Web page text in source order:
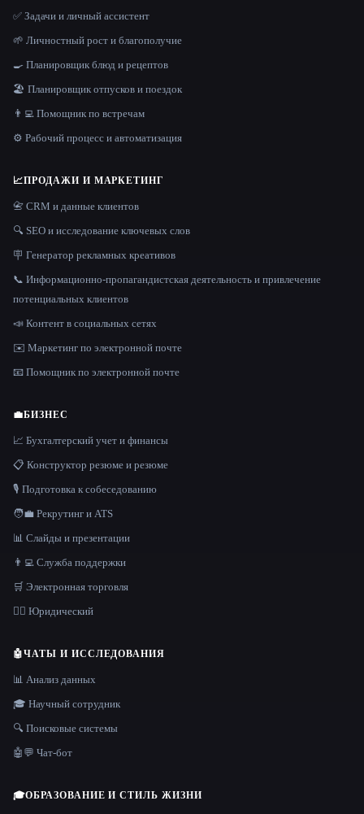
✅ Задачи и личный ассистент
🌱 Личностный рост и благополучие
🍳 Планировщик блюд и рецептов
🏖 Планировщик отпусков и поездок
👨‍💻 Помощник по встречам
⚙️ Рабочий процесс и автоматизация
📈ПРОДАЖИ И МАРКЕТИНГ
📇 CRM и данные клиентов
🔍 SEO и исследование ключевых слов
🪧 Генератор рекламных креативов
📞 Информационно-пропагандистская деятельность и привлечение
потенциальных клиентов
📣 Контент в социальных сетях
✉️ Маркетинг по электронной почте
📧 Помощник по электронной почте
💼БИЗНЕС
📈 Бухгалтерский учет и финансы
📋 Конструктор резюме и резюме
🎙️ Подготовка к собеседованию
🧑‍💼 Рекрутинг и ATS
📊 Слайды и презентации
👨‍💻 Служба поддержки
🛒 Электронная торговля
👩‍⚖️ Юридический
🤖ЧАТЫ И ИССЛЕДОВАНИЯ
📊 Анализ данных
🎓 Научный сотрудник
🔍 Поисковые системы
🤖💬 Чат-бот
🎓ОБРАЗОВАНИЕ И СТИЛЬ ЖИЗНИ